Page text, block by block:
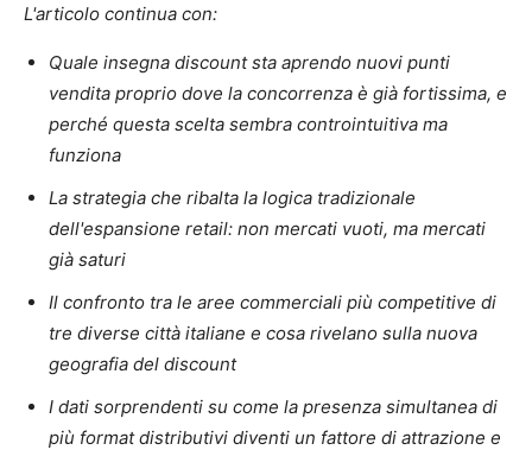
L'articolo continua con:
Quale insegna discount sta aprendo nuovi punti
vendita proprio dove la concorrenza è già fortissima, e
perché questa scelta sembra controintuitiva ma
funziona
La strategia che ribalta la logica tradizionale
dell'espansione retail: non mercati vuoti, ma mercati
già saturi
Il confronto tra le aree commerciali più competitive di
tre diverse città italiane e cosa rivelano sulla nuova
geografia del discount
I dati sorprendenti su come la presenza simultanea di
più format distributivi diventi un fattore di attrazione e